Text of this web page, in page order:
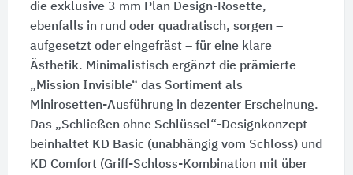
die exklusive 3 mm Plan Design-Rosette,
ebenfalls in rund oder quadratisch, sorgen –
aufgesetzt oder eingefräst – für eine klare
Ästhetik. Minimalistisch ergänzt die prämierte
„Mission Invisible“ das Sortiment als
Minirosetten-Ausführung in dezenter Erscheinung.
Das „Schließen ohne Schlüssel“-Designkonzept
beinhaltet KD Basic(unabhängig vom Schloss) und
KD Comfort(Griff-Schloss-Kombination mit über